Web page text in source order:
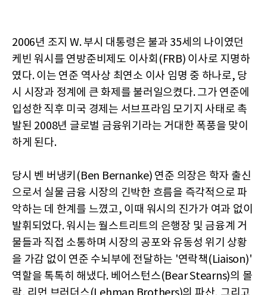
2006년 조지 W. 부시 대통령은 불과 35세의 나이였던
케빈 워시를 연방준비제도 이사회(FRB) 이사로 지명하
였다. 이는 연준 역사상 최연소 이사 임명 중 하나로, 당
시 시장과 정계에 큰 화제를 불러일으켰다. 그가 연준에
입성한 직후 미국 경제는 서브프라임 모기지 사태로 촉
발된 2008년 글로벌 금융위기라는 거대한 폭풍을 맞이
하게 된다.
당시 벤 버냉키(Ben Bernanke) 연준 의장은 학자 출신
으로서 실물 금융 시장의 긴박한 흐름을 즉각적으로 파
악하는 데 한계를 느꼈고, 이때 워시의 진가가 여과 없이
발휘되었다. 워시는 월스트리트의 은행장 및 금융계 거
물들과 직접 소통하며 시장의 공포와 유동성 위기 상황
을 가감 없이 연준 수뇌부에 전달하는 '연락책(Liaison)'
역할을 톡톡히 해냈다. 베어스턴스(Bear Stearns)의 몰